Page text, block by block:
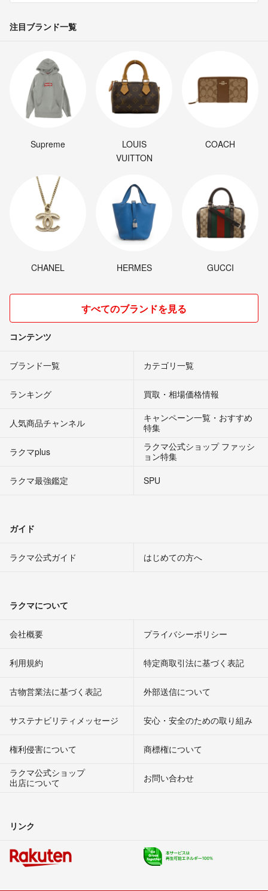
注目ブランド一覧
Supreme
LOUIS
VUITTON
COACH
CHANEL HERMES GUCCI
すべてのブランドを見る
コンテンツ
ブランド一覧 カテゴリ一覧
ランキング 買取・相場価格情報
人気商品チャンネル
キャンペーン一覧・おすすめ
特集
ラクマplus
ラクマ公式ショップ ファッシ
ョン特集
ラクマ最強鑑定
SPU
ガイド
ラクマ公式ガイド はじめての方へ
ラクマについて
会社概要 プライバシーポリシー
利用規約 特定商取引法に基づく表記
古物営業法に基づく表記 外部送信について
サステナビリティメッセージ 安心・安全のための取り組み
権利侵害について
商標権について
ラクマ公式ショップ
出店について
お問い合わせ
リンク